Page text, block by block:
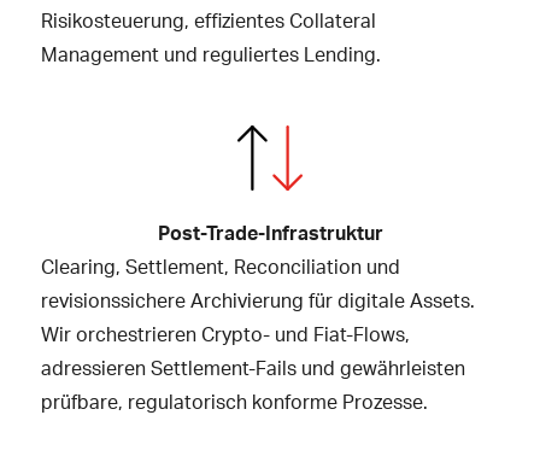
Risikosteuerung, effizientes Collateral
Management und reguliertes Lending.
Post-Trade-Infrastruktur
Clearing, Settlement, Reconciliation und
revisionssichere Archivierung für digitale Assets.
Wir orchestrieren Crypto- und Fiat-Flows,
adressieren Settlement-Fails und gewährleisten
prüfbare, regulatorisch konforme Prozesse.